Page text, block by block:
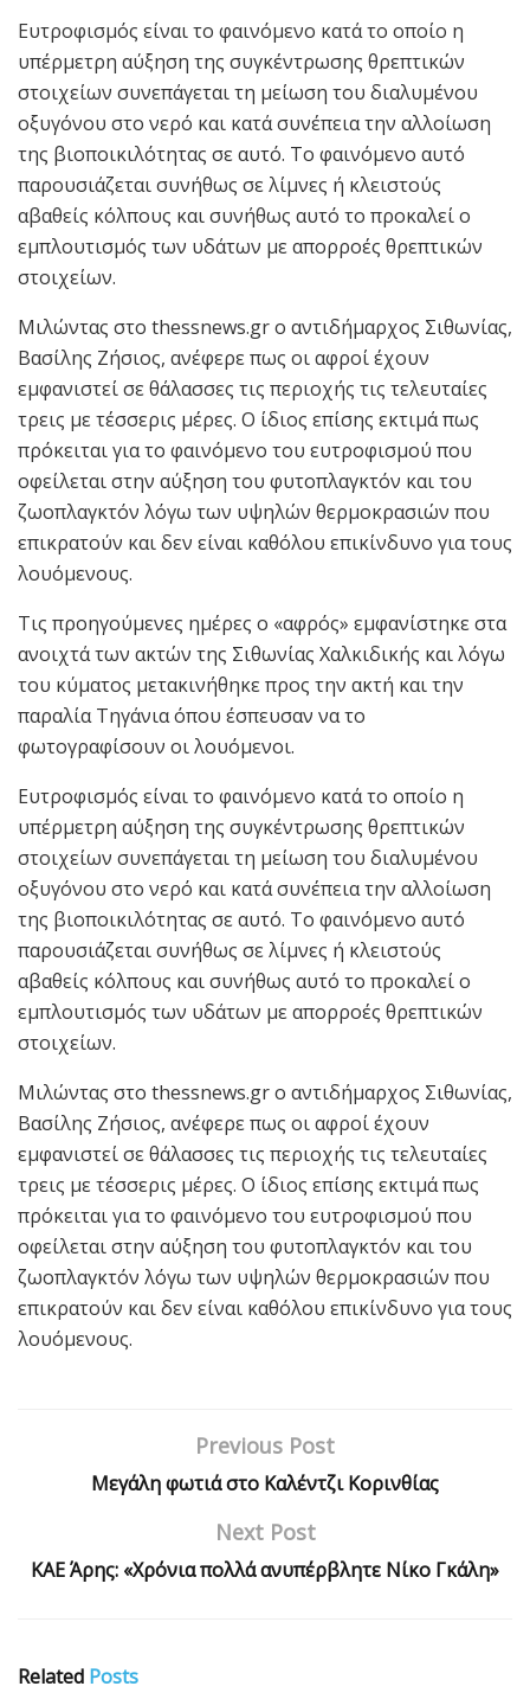
Ευτροφισμός είναι το φαινόμενο κατά το οποίο η
υπέρμετρη αύξηση της συγκέντρωσης θρεπτικών
στοιχείων συνεπάγεται τη μείωση του διαλυμένου
οξυγόνου στο νερό και κατά συνέπεια την αλλοίωση
της βιοποικιλότητας σε αυτό. Το φαινόμενο αυτό
παρουσιάζεται συνήθως σε λίμνες ή κλειστούς
αβαθείς κόλπους και συνήθως αυτό το προκαλεί ο
εμπλουτισμός των υδάτων με απορροές θρεπτικών
στοιχείων.
Μιλώντας στο thessnews.gr ο αντιδήμαρχος Σιθωνίας,
Βασίλης Ζήσιος, ανέφερε πως οι αφροί έχουν
εμφανιστεί σε θάλασσες τις περιοχής τις τελευταίες
τρεις με τέσσερις μέρες. Ο ίδιος επίσης εκτιμά πως
πρόκειται για το φαινόμενο του ευτροφισμού που
οφείλεται στην αύξηση του φυτοπλαγκτόν και του
ζωοπλαγκτόν λόγω των υψηλών θερμοκρασιών που
επικρατούν και δεν είναι καθόλου επικίνδυνο για τους
λουόμενους.
Τις προηγούμενες ημέρες ο «αφρός» εμφανίστηκε στα
ανοιχτά των ακτών της Σιθωνίας Χαλκιδικής και λόγω
του κύματος μετακινήθηκε προς την ακτή και την
παραλία Τηγάνια όπου έσπευσαν να το
φωτογραφίσουν οι λουόμενοι.
Ευτροφισμός είναι το φαινόμενο κατά το οποίο η
υπέρμετρη αύξηση της συγκέντρωσης θρεπτικών
στοιχείων συνεπάγεται τη μείωση του διαλυμένου
οξυγόνου στο νερό και κατά συνέπεια την αλλοίωση
της βιοποικιλότητας σε αυτό. Το φαινόμενο αυτό
παρουσιάζεται συνήθως σε λίμνες ή κλειστούς
αβαθείς κόλπους και συνήθως αυτό το προκαλεί ο
εμπλουτισμός των υδάτων με απορροές θρεπτικών
στοιχείων.
Μιλώντας στο thessnews.gr ο αντιδήμαρχος Σιθωνίας,
Βασίλης Ζήσιος, ανέφερε πως οι αφροί έχουν
εμφανιστεί σε θάλασσες τις περιοχής τις τελευταίες
τρεις με τέσσερις μέρες. Ο ίδιος επίσης εκτιμά πως
πρόκειται για το φαινόμενο του ευτροφισμού που
οφείλεται στην αύξηση του φυτοπλαγκτόν και του
ζωοπλαγκτόν λόγω των υψηλών θερμοκρασιών που
επικρατούν και δεν είναι καθόλου επικίνδυνο για τους
λουόμενους.
Previous Post
Μεγάλη φωτιά στο Καλέντζι Κορινθίας
Next Post
ΚΑΕ Άρης: «Χρόνια πολλά ανυπέρβλητε Νίκο Γκάλη»
Related Posts